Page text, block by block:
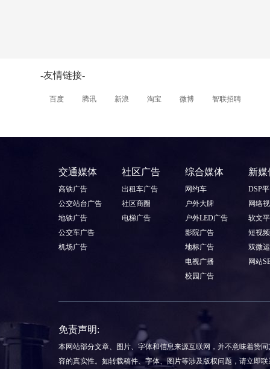
-友情链接-
百度 腾讯 新浪 淘宝 微博 智联招聘
交通媒体
高铁广告
公交站台广告
地铁广告
公交车广告
机场广告
社区广告
出租车广告
社区商圈
电梯广告
综合媒体
网约车
户外大牌
户外LED广告
影院广告
地标广告
电视广播
校园广告
新媒
DSP
网络
软文
短视
双微
网站
免责声明:
本网站部分文章、图片、字体和信息来源互联网，并不意味着赞
容的真实性。如转载稿件、字体、图片等涉及版权问题，请立即